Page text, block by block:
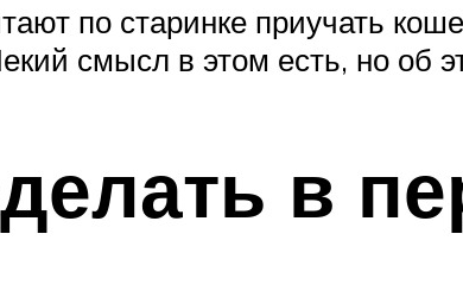
по старинке приучать
смысл в этом есть, но об
в